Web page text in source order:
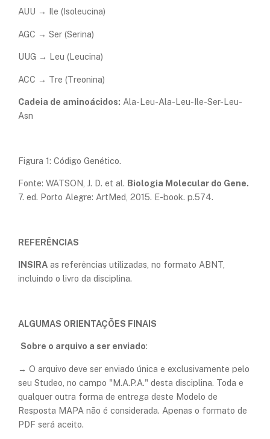
AUU → Ile (Isoleucina)
AGC → Ser (Serina)
UUG → Leu (Leucina)
ACC → Tre (Treonina)
Cadeia de aminoácidos: Ala-Leu-Ala-Leu-Ile-Ser-Leu-
Asn
Figura 1: Código Genético.
Fonte: WATSON, J. D. et al. Biologia Molecular do Gene.
7. ed. Porto Alegre: ArtMed, 2015. E-book. p.574.
REFERÊNCIAS
INSIRA as referências utilizadas, no formato ABNT,
incluindo o livro da disciplina.
ALGUMAS ORIENTAÇÕES FINAIS
Sobre o arquivo a ser enviado:
→ O arquivo deve ser enviado única e exclusivamente pelo
seu Studeo, no campo "M.A.P.A." desta disciplina. Toda e
qualquer outra forma de entrega deste Modelo de
Resposta MAPA não é considerada. Apenas o formato de
PDF será aceito.